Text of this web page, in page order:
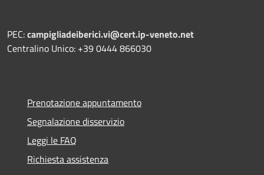
PEC:campigliadeiberici.vi@cert.ip-veneto.net
Centralino Unico: +39 0444 866030
Prenotazione appuntamento
Segnalazione disservizio
Leggi le FAQ
Richiesta assistenza